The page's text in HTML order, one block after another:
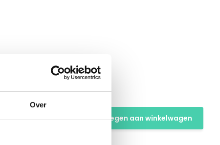
Over
Toevoegen aan winkelwagen